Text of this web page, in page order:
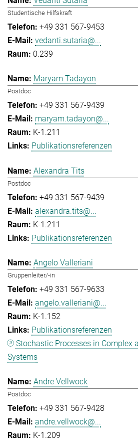
Studentische Hilfskraft
+49 331 567-9453
vedanti.sutaria@...
0.239
Maryam Tadayon
Postdoc
+49 331 567-9439
maryam.tadayon@...
K-1.211
Publikationsreferenzen
Alexandra Tits
Postdoc
+49 331 567-9439
alexandra.tits@...
K-1.211
Publikationsreferenzen
Angelo Valleriani
Gruppenleiter/-in
+49 331 567-9633
angelo.valleriani@...
K-1.152
Publikationsreferenzen
Stochastic Processes in Complex
Systems
Andre Vellwock
Postdoc
+49 331 567-9428
andre.vellwock@...
K-1.209